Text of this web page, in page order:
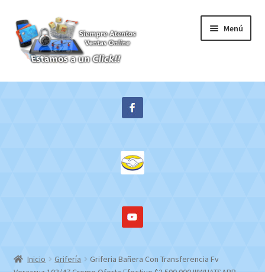
Ir
a
la
navegación
Ir
al
contenido
Menú
Inicio
Inicio Grifería
Griferia Bañera Con Transferencia Fv